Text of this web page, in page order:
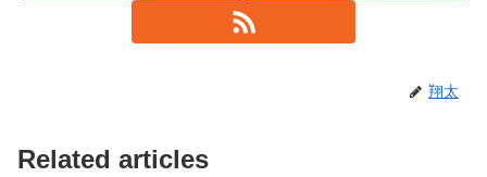
翔太
Related articles